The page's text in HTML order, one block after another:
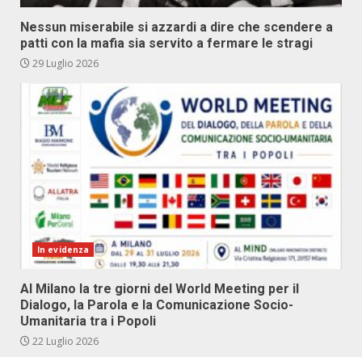
Nessun miserabile si azzardi a dire che scendere a
patti con la mafia sia servito a fermare le stragi
29 Luglio 2026
In evidenza
Al Milano la tre giorni del World Meeting per il
Dialogo, la Parola e la Comunicazione Socio-
Umanitaria tra i Popoli
22 Luglio 2026